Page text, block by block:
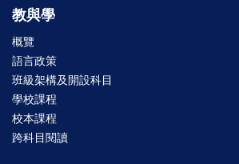
教與學
概覽
語言政策
班級架構及開設科目
學校課程
校本課程
跨科目閱讀